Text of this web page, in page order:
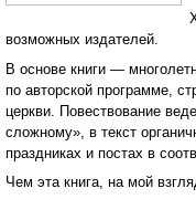
возможных издателей.
В основе книги —
по авторской программе,
церкви. Повествование
сложному», в текст
праздниках и постах в
Чем эта книга, на мой